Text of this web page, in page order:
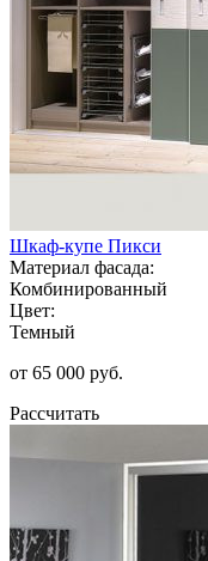
Шкаф-купе Пикси
Материал фасада:
Комбинированный
Цвет:
Темный
от 65 000 руб.
Рассчитать